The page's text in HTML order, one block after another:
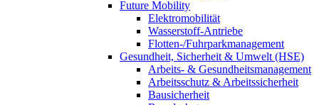
Future Mobility
Elektromobilität
Wasserstoff-Antriebe
Flotten-/Fuhrparkmanagement
Gesundheit, Sicherheit & Umwelt (HSE)
Arbeits- & Gesundheitsmanagement
Arbeitsschutz & Arbeitssicherheit
Bausicherheit